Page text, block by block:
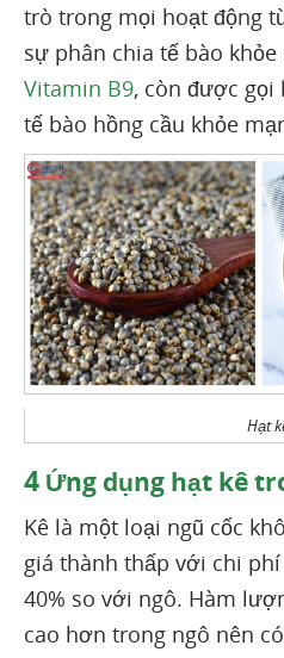
trò trong mọi hoạt động
sự phân chia tế bào
Vitamin B9, còn được gọi
tế bào hồng cầu khỏe
Hạt
4 Ứng dụng hạt kê
Kê là một loại ngũ cốc
giá thành thấp với chi
40% so với ngô. Hàm
cao hơn trong ngô nên